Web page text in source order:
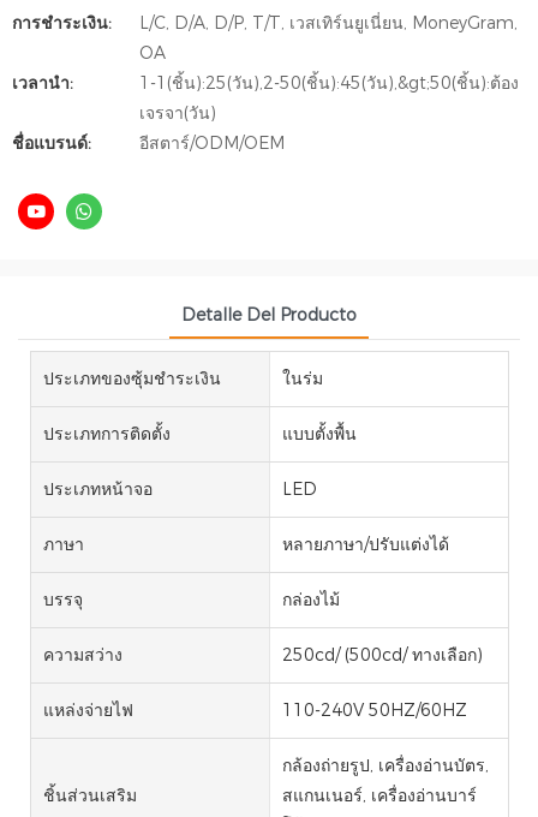
การชำระเงิน:
L/C, D/A, D/P, T/T, เวสเทิร์นยูเนี่ยน, MoneyGram,
OA
เวลานำ:
1-1(ชิ้น):25(วัน),2-50(ชิ้น):45(วัน),&gt;50(ชิ้น):ต้อง
เจรจา(วัน)
ชื่อแบรนด์:
อีสตาร์/ODM/OEM
Detalle Del Producto
ประเภทของซุ้มชำระเงิน ในร่ม
ประเภทการติดตั้ง แบบตั้งพื้น
ประเภทหน้าจอ LED
ภาษา หลายภาษา/ปรับแต่งได้
บรรจุ กล่องไม้
ความสว่าง 250cd/ (500cd/ ทางเลือก)
แหล่งจ่ายไฟ 110-240V 50HZ/60HZ
ชิ้นส่วนเสริม
กล้องถ่ายรูป, เครื่องอ่านบัตร,
สแกนเนอร์, เครื่องอ่านบาร์